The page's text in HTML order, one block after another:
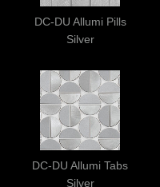
DC-DU Allumi Pills
Silver
DC-DU Allumi Tabs
Silver